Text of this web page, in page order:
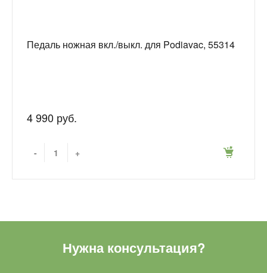
Педаль ножная вкл./выкл. для Podiavac, 55314
4 990 руб.
- +
Нужна консультация?